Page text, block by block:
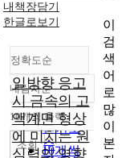
내책장담기
한글로보기
정확도순
정확도
순
인기도
순
내림차순
내림차순
10개씩 출력
10개씩
조회
일방향 응고
시 금속의 고
액계면 형상
에 미치는 원
심력의 영향
이
검
색
어
로
많
이
본